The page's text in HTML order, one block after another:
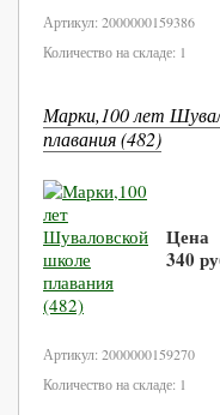
Артикул: 2000000159386
Количество на складе: 1
Марки,100 лет
плавания (482)
Цена
340
Артикул: 2000000159270
Количество на складе: 1